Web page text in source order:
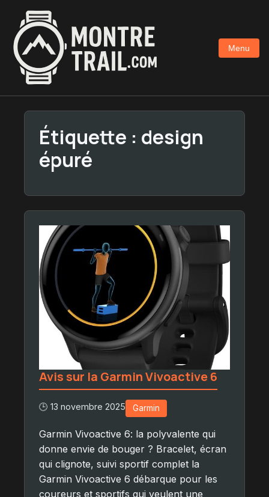
contenu
principal
Menu
Étiquette : design
épuré
Avis sur la Garmin Vivoactive 6
🕒 13 novembre 2025 Garmin
Garmin Vivoactive 6: la polyvalente qui
donne envie de bouger ? Bracelet, écran
qui clignote, suivi sportif complet la
Garmin Vivoactive 6 débarque pour les
coureurs et sportifs qui veulent une